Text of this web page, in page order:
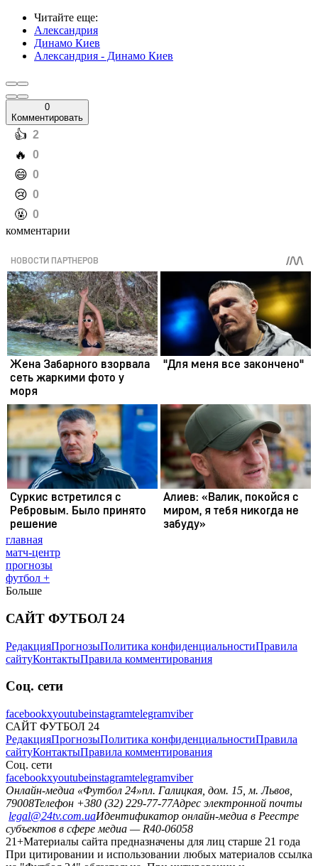
Читайте еще:
Александрия
Динамо Киев
Александрия - Динамо Киев
0
Комментировать
️👍 2
️🔥 0
️😄 0
️😢 0
️🤬 0
комментарии
главная
матч-центр
прогнозы
футбол +
Больше
САЙТ ФУТБОЛ 24
РедакцияПрогнозыПолитика конфиденциальностиПравила
сайтуКонтактыПравила комментирования
Соц. сети
facebookxyoutubeinstagramtelegramviber
САЙТ ФУТБОЛ 24
РедакцияПрогнозыПолитика конфиденциальностиПравила
сайтуКонтактыПравила комментирования
Соц. сети
facebookxyoutubeinstagramtelegramviber
Онлайн-медиа «Футбол 24»пл. Галицкая, дом. 15, м. Львов,
79008Телефон +380 (32) 229-77-77Адрес электронной почты
legal@24tv.com.uaИдентификатор онлайн-медиа в Реестре
субъектов в сфере медиа — R40-06058
21+Материалы сайта предназначены для лиц старше 21 года
При цитировании и использовании любых материалов ссылка